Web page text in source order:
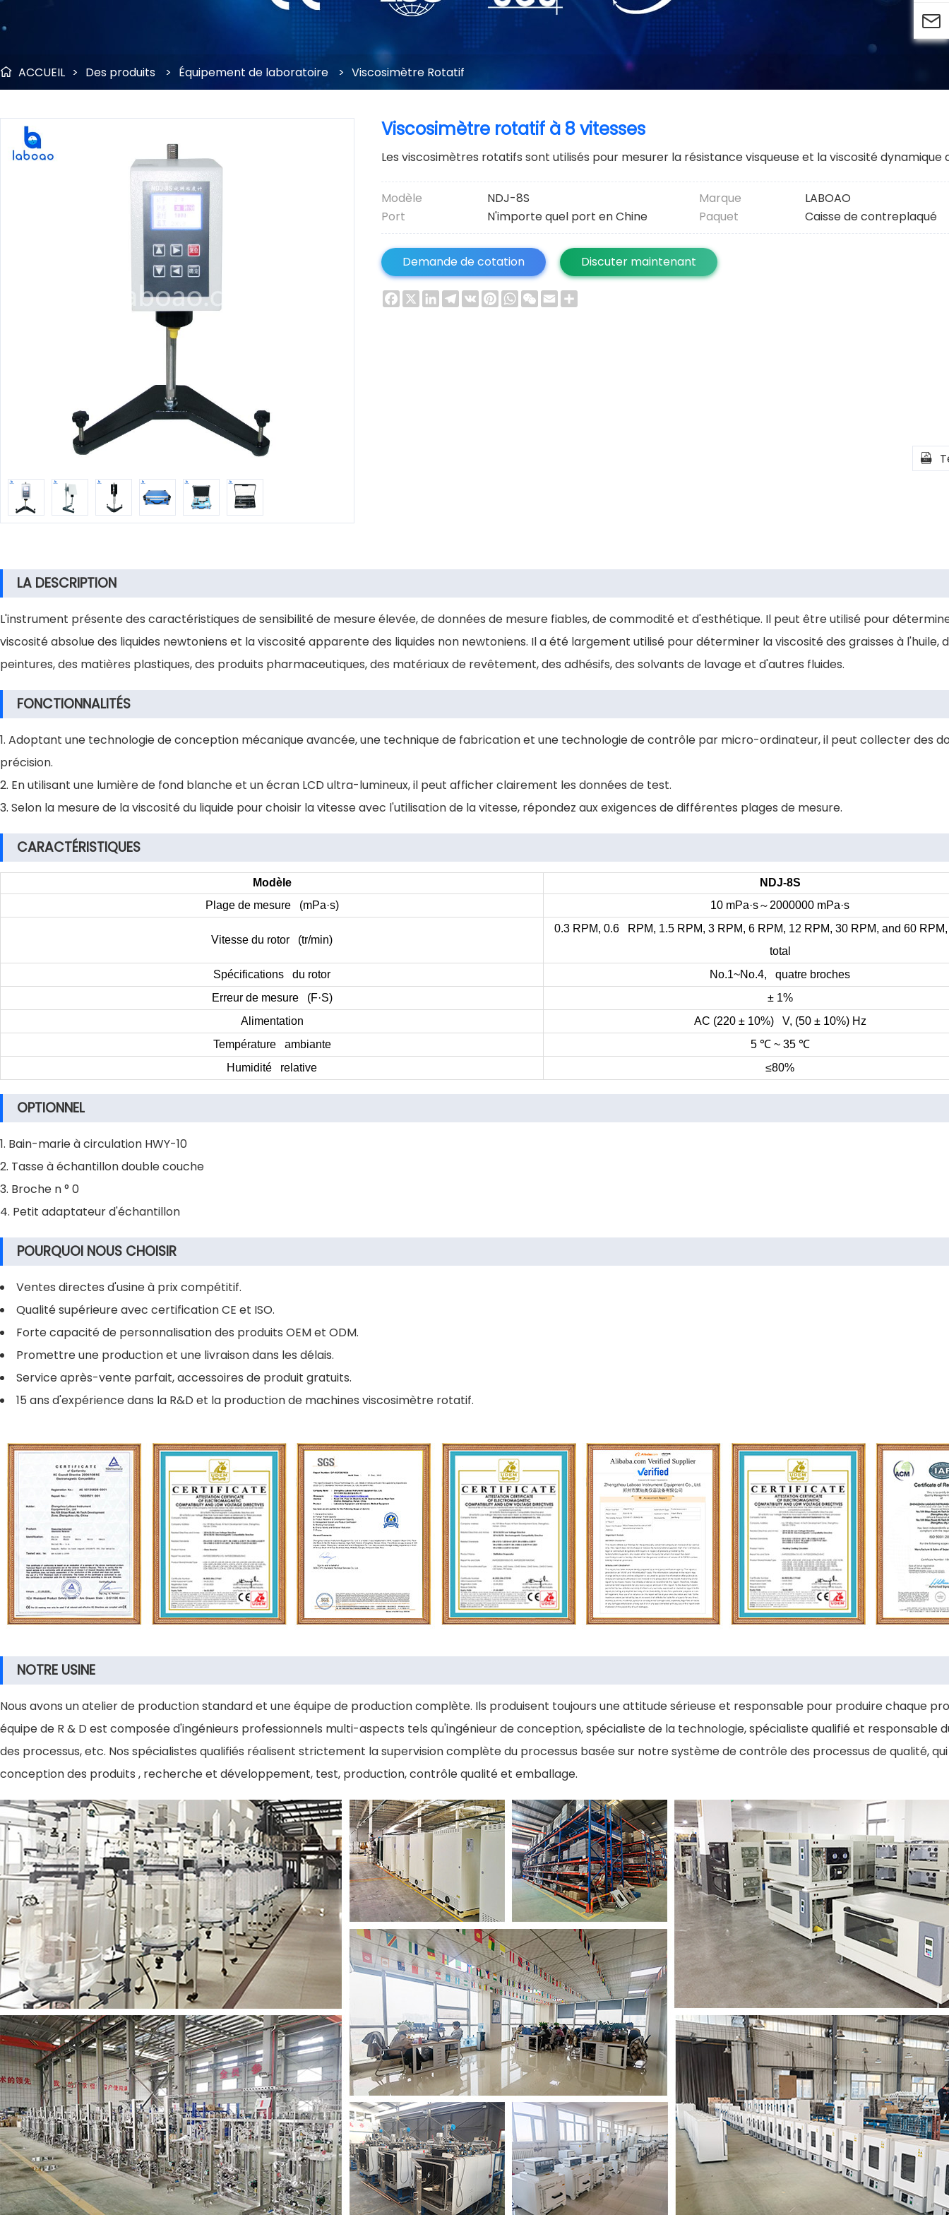
 ACCUEIL > Des produits > Équipement de laboratoire > Viscosimètre Rotatif
Viscosimètre rotatif à 8 vitesses
Les viscosimètres rotatifs sont utilisés pour mesurer la résistance visqueuse et la viscosité dynamique
Modèle NDJ-8S Marque
LABOAO
Port
N'importe quel port en Chine Paquet Caisse de contreplaqué
Demande de cotation Discuter maintenant
Facebook
X LinkedInTelegram
VK Pinterest
WhatsApp
WeChat
Email

LA DESCRIPTION
L'instrument présente des caractéristiques de sensibilité de mesure élevée, de données de mesure fiables, de commodité et d'esthétique. Il peut être utilisé pour
viscosité absolue des liquides newtoniens et la viscosité apparente des liquides non newtoniens. Il a été largement utilisé pour déterminer la viscosité des graisses à l'huile,
peintures, des matières plastiques, des produits pharmaceutiques, des matériaux de revêtement, des adhésifs, des solvants de lavage et d'autres fluides.
FONCTIONNALITÉS
1. Adoptant une technologie de conception mécanique avancée, une technique de fabrication et une technologie de contrôle par micro-ordinateur, il peut collecter des
précision.
2. En utilisant une lumière de fond blanche et un écran LCD ultra-lumineux, il peut afficher clairement les données de test.
3. Selon la mesure de la viscosité du liquide pour choisir la vitesse avec l'utilisation de la vitesse, répondez aux exigences de différentes plages de mesure.
CARACTÉRISTIQUES
Modèle
NDJ-8S
Plage de mesure (mPa·s) 10 mPa·s～ 2000000 mPa·s
Vitesse du rotor (tr/min)
0.3 RPM, 0.6 RPM, 1.5 RPM, 3 RPM, 6 RPM, 12 RPM, 30 RPM, and 60
total
Spécifications du rotor
No.1~No.4, quatre broches
Erreur de mesure (F·S)
± 1%
Alimentation
AC (220 ± 10%) V, (50 ± 10%) Hz
Température ambiante
5 ℃~ 35 ℃
Humidité relative
≤80%
OPTIONNEL
1. Bain-marie à circulation HWY-10
2. Tasse à échantillon double couche
3. Broche n ° 0
4. Petit adaptateur d'échantillon
POURQUOI NOUS CHOISIR
Ventes directes d'usine à prix compétitif.
Qualité supérieure avec certification CE et ISO.
Forte capacité de personnalisation des produits OEM et ODM.
Promettre une production et une livraison dans les délais.
Service après-vente parfait, accessoires de produit gratuits.
15 ans d'expérience dans la R&D et la production de machines viscosimètre rotatif.
NOTRE USINE
Nous avons un atelier de production standard et une équipe de production complète. Ils produisent toujours une attitude sérieuse et responsable pour produire chaque
équipe de R & D est composée d'ingénieurs professionnels multi-aspects tels qu'ingénieur de conception, spécialiste de la technologie, spécialiste qualifié et responsable
des processus, etc. Nos spécialistes qualifiés réalisent strictement la supervision complète du processus basée sur notre système de contrôle des processus de qualité,
conception des produits , recherche et développement, test, production, contrôle qualité et emballage.
